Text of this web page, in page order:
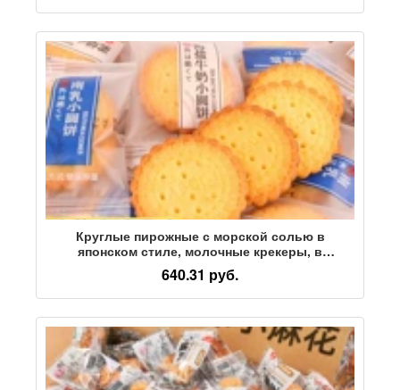
Круглые пирожные с морской солью в
японском стиле, молочные крекеры, в
индивидуальной упаковке, питательные
закуски для детского досуга, FCL
640.31 руб.